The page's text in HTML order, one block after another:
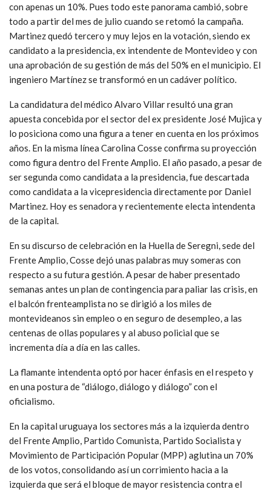
con apenas un 10%. Pues todo este panorama cambió, sobre
todo a partir del mes de julio cuando se retomó la campaña.
Martinez quedó tercero y muy lejos en la votación, siendo ex
candidato a la presidencia, ex intendente de Montevideo y con
una aprobación de su gestión de más del 50% en el municipio. El
ingeniero Martínez se transformó en un cadáver político.
La candidatura del médico Alvaro Villar resultó una gran
apuesta concebida por el sector del ex presidente José Mujica y
lo posiciona como una figura a tener en cuenta en los próximos
años. En la misma línea Carolina Cosse confirma su proyección
como figura dentro del Frente Amplio. El año pasado, a pesar de
ser segunda como candidata a la presidencia, fue descartada
como candidata a la vicepresidencia directamente por Daniel
Martinez. Hoy es senadora y recientemente electa intendenta
de la capital.
En su discurso de celebración en la Huella de Seregni, sede del
Frente Amplio, Cosse dejó unas palabras muy someras con
respecto a su futura gestión. A pesar de haber presentado
semanas antes un plan de contingencia para paliar las crisis, en
el balcón frenteamplista no se dirigió a los miles de
montevideanos sin empleo o en seguro de desempleo, a las
centenas de ollas populares y al abuso policial que se
incrementa día a día en las calles.
La flamante intendenta optó por hacer énfasis en el respeto y
en una postura de “diálogo, diálogo y diálogo” con el
oficialismo.
En la capital uruguaya los sectores más a la izquierda dentro
del Frente Amplio, Partido Comunista, Partido Socialista y
Movimiento de Participación Popular (MPP) aglutina un 70%
de los votos, consolidando así un corrimiento hacia a la
izquierda que será el bloque de mayor resistencia contra el